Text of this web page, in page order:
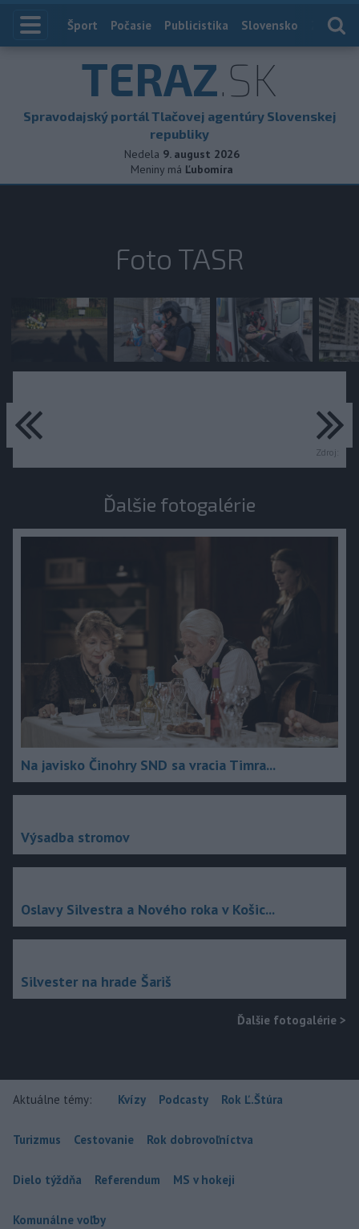
Index
Šport Počasie Publicistika Slovensko
TERAZ.SK
Spravodajský portál Tlačovej agentúry Slovenskej
republiky
Nedela 9. august 2026
Meniny má Ľubomíra
Foto TASR
Zdroj:
predchádzajúce
Ďalšie fotogalérie
Na javisko Činohry SND sa vracia Timra...
Výsadba stromov
Oslavy Silvestra a Nového roka v Košic...
Silvester na hrade Šariš
Ďalšie fotogalérie >
Aktuálne témy: Kvízy Podcasty Rok Ľ.Štúra
Turizmus Cestovanie Rok dobrovoľníctva
Dielo týždňa Referendum MS v hokeji
Komunálne voľby